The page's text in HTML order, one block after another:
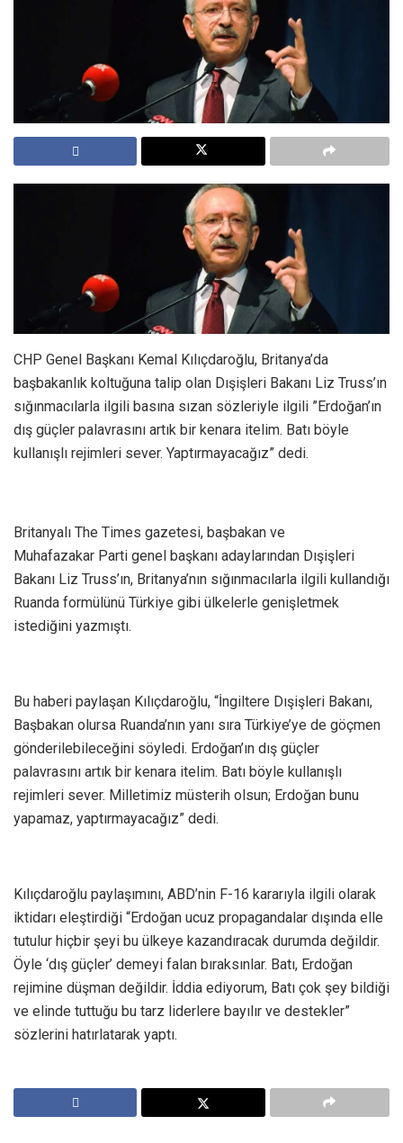
CHP Genel Başkanı Kemal Kılıçdaroğlu, Britanya’da
başbakanlık koltuğuna talip olan Dışişleri Bakanı Liz Truss’ın
sığınmacılarla ilgili basına sızan sözleriyle ilgili ”Erdoğan’ın
dış güçler palavrasını artık bir kenara itelim. Batı böyle
kullanışlı rejimleri sever. Yaptırmayacağız” dedi.
Britanyalı The Times gazetesi, başbakan ve
Muhafazakar Parti genel başkanı adaylarından Dışişleri
Bakanı Liz Truss’ın, Britanya’nın sığınmacılarla ilgili kullandığı
Ruanda formülünü Türkiye gibi ülkelerle genişletmek
istediğini yazmıştı.
Bu haberi paylaşan Kılıçdaroğlu, “İngiltere Dışişleri Bakanı,
Başbakan olursa Ruanda’nın yanı sıra Türkiye’ye de göçmen
gönderilebileceğini söyledi. Erdoğan’ın dış güçler
palavrasını artık bir kenara itelim. Batı böyle kullanışlı
rejimleri sever. Milletimiz müsterih olsun; Erdoğan bunu
yapamaz, yaptırmayacağız” dedi.
Kılıçdaroğlu paylaşımını, ABD’nin F-16 kararıyla ilgili olarak
iktidarı eleştirdiği “Erdoğan ucuz propagandalar dışında elle
tutulur hiçbir şeyi bu ülkeye kazandıracak durumda değildir.
Öyle ‘dış güçler’ demeyi falan bıraksınlar. Batı, Erdoğan
rejimine düşman değildir. İddia ediyorum, Batı çok şey bildiği
ve elinde tuttuğu bu tarz liderlere bayılır ve destekler”
sözlerini hatırlatarak yaptı.